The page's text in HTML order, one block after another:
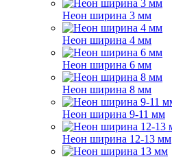
Неон ширина 3 мм
Неон ширина 4 мм
Неон ширина 6 мм
Неон ширина 8 мм
Неон ширина 9-11 мм
Неон ширина 12-13 мм